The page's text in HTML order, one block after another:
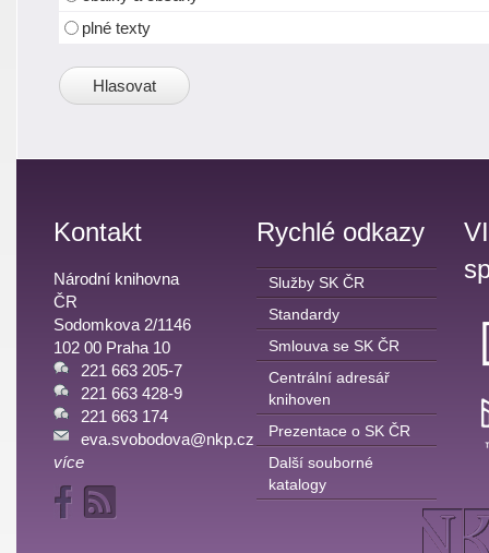
plné texty
Kontakt
Národní knihovna
ČR
Sodomkova 2/1146
102 00 Praha 10
221 663 205-7
221 663 428-9
221 663 174
eva.svobodova@nkp.cz
více
Rychlé odkazy
Služby SK ČR
Standardy
Smlouva se SK ČR
Centrální adresář
knihoven
Prezentace o SK ČR
Další souborné
katalogy